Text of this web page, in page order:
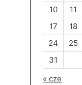
10
11
17
18
24
25
31
« cze